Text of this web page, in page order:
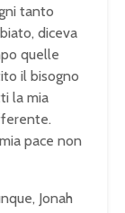
tanto
diceva
quelle
il bisogno
la mia
pace non
Jonah